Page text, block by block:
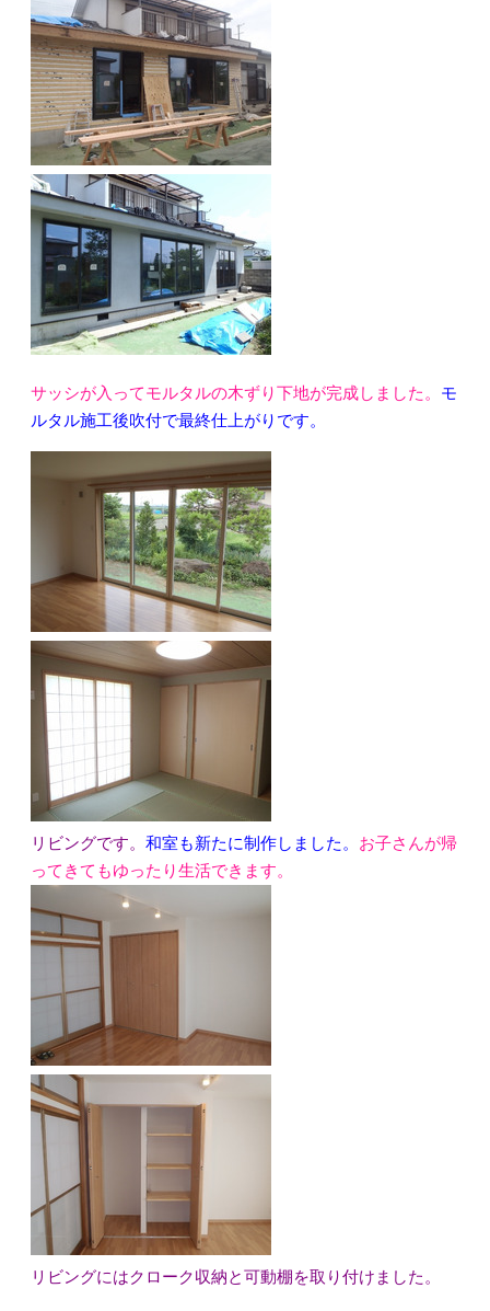
サッシが入ってモルタルの木ずり下地が完成しました。 モ
ルタル施工後吹付で最終仕上がりです。
リビングです。 和室も新たに制作しました。 お子さんが帰
ってきてもゆったり生活できます。
リビングにはクローク収納と可動棚を取り付けました。